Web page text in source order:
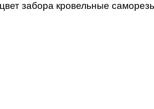
забора кровельные